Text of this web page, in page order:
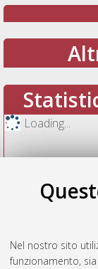
Nel nostro sito
funzionamento,
Loading...